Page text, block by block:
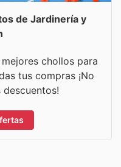
de Jardinería y
chollos para
tus compras ¡No